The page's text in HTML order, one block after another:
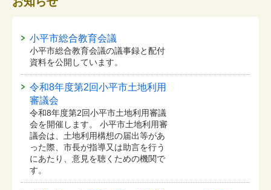
小平市総合教育会議
小平市総合教育会議の議事録と配付
資料を公開しています。
令和8年度第2回小平市土地利用
審議会
令和8年度第2回小平市土地利用審議
会を開催します。 小平市土地利用審
議会は、土地利用構想の届出等があ
った際、市長が指導又は助言を行う
にあたり、意見を聴くための機関で
す。